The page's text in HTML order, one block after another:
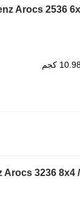
Arocs 2536
كجم
Arocs 3236 8x4